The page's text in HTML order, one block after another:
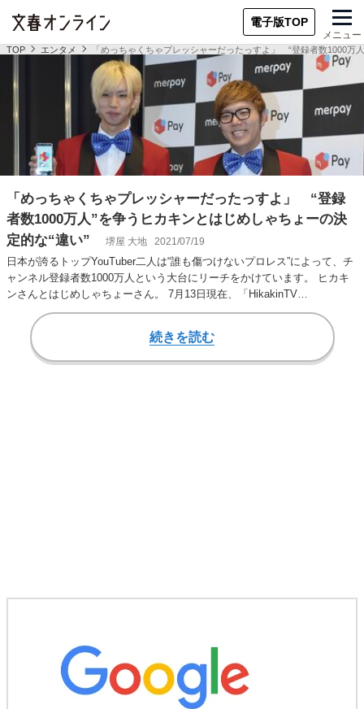
電子版TOP
メニュー
TOP エンタメ 「めっちゃくちゃプレッシャーだったっすよ」 “登録者数1000万
「めっちゃくちゃプレッシャーだったっすよ」 “登録
者数1000万人”を争うヒカキンとはじめしゃちょーの決
定的な“違い”
堺屋 大地 2021/07/19
日本が誇るトップYouTuber二人は“誰も傷つけないプロレス”によって、チ
ャンネル登録者数1000万人という大台にリーチをかけています。 ヒカキ
ンさんとはじめしゃちょーさん。 7月13日現在、「HikakinTV…
続きを読む